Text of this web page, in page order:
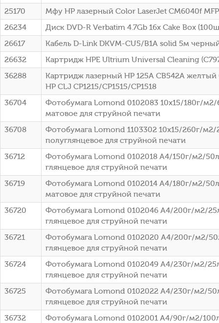
25170
Мфу HP лазерный Color LaserJet CM6040f
26234
Диск DVD-R Verbatim 4.7Gb 16x Cake Box
26617
Кабель D-Link DKVM-CU5/B1A solid 5м
26632
Картридж HPE Ultrium Universal Cleaning
36288
Картридж лазерный HP 125A CB542A желтый
HP CLJ CP1215/CP1515/CP1518
36704
Фотобумага Lomond 0102083 10x15/180г/
матовое для струйной печати
36708
Фотобумага Lomond 1103302 10x15/260г/
полуглянцевое для струйной печати
36712
Фотобумага Lomond 0102018 A4/150г/м2/
глянцевое для струйной печати
36719
Фотобумага Lomond 0102014 A4/180г/м2/
матовое для струйной печати
36720
Фотобумага Lomond 0102046 A4/200г/м2/
глянцевое для струйной печати
36721
Фотобумага Lomond 0102020 A4/200г/м2/
глянцевое для струйной печати
36724
Фотобумага Lomond 0102049 A4/230г/м2/
глянцевое для струйной печати
36725
Фотобумага Lomond 0102022 A4/230г/м2/
глянцевое для струйной печати
36732
Фотобумага Lomond 0102001 A4/90г/м2/